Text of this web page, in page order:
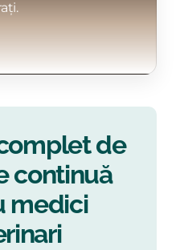
de
continuă
medici